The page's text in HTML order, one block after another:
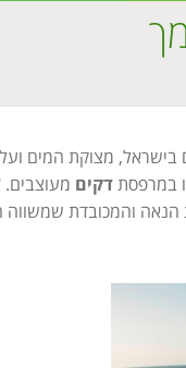
בישראל, מצוקת המים
במרפסת דקים
הנאה והמכובדת